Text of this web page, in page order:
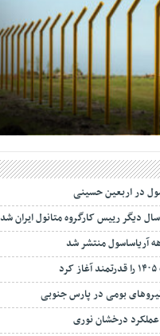
در اربعین حسینی
دیگر رییس کارگروه متانول ایران شد
آریاساسول منتشر شد
بومی در پارس جنوبی
درخشان نوری